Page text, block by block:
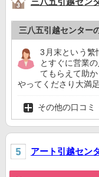
三八五引越センター
3月末という繁
とすぐに営業
てもらえて助
やってくださり大満
その他の口コミ
アート引越セン